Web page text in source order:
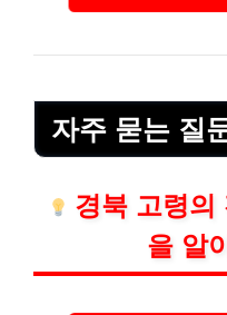
자주 묻는 질
경북 고령의
을 알